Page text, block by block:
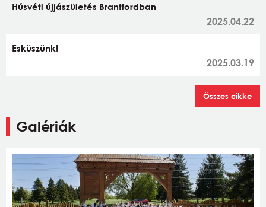
Húsvéti újjászületés Brantfordban
2025.04.22
Esküszünk!
2025.03.19
Összes cikke
Galériák